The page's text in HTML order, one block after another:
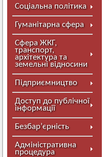
Соціальна політика
Гуманітарна сфера
Сфера ЖКГ,
транспорт,
архітектура та
земельні відносини
Підприємництво
Доступ до публічної
інформації
Безбар’єрність
Адміністративна
процедура